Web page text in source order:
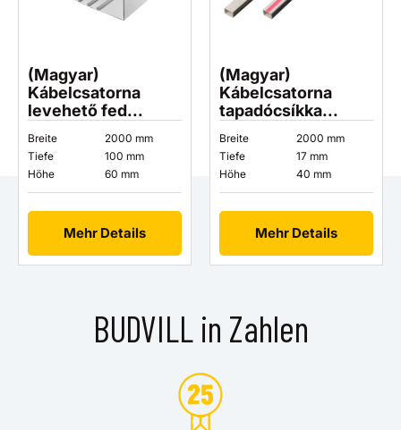
(Magyar)
Kábelcsatorna
levehető fed...
Breite
2000 mm
Tiefe
100 mm
Höhe
60 mm
Mehr Details
(Magyar)
Kábelcsatorna
tapadócsíkka...
Breite
2000 mm
Tiefe
17 mm
Höhe
40 mm
Mehr Details
BUDVILL in Zahlen